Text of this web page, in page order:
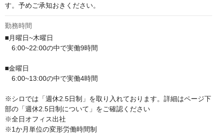
す。予めご承知おきください。
勤務時間
■月曜日~木曜日
6:00~22:00の中で実働9時間
■金曜日
6:00~13:00の中で実働4時間
※シロでは「週休2.5日制」を取り入れております。詳細はページ下
部の「週休2.5日制について」をご確認ください
※全日オフィス出社
※1か月単位の変形労働時間制